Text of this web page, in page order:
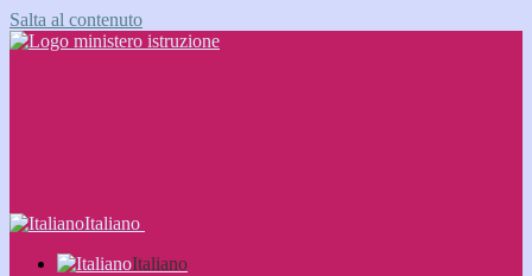
Salta al contenuto
Italiano
Italiano